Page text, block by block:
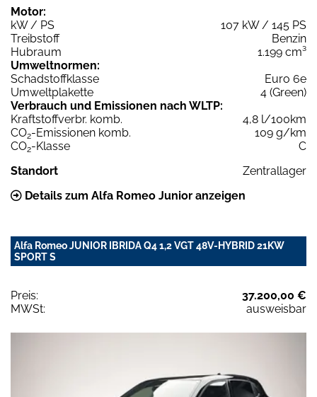
Motor:
kW / PS
107 kW / 145 PS
Treibstoff
Benzin
Hubraum
1.199 cm³
Umweltnormen:
Schadstoffklasse
Euro 6e
Umweltplakette
4 (Green)
Verbrauch und Emissionen nach WLTP:
Kraftstoffverbr. komb.
4,8 l/100km
CO2-Emissionen komb.
109 g/km
CO2-Klasse
C
Standort
Zentrallager
Details zum Alfa Romeo Junior anzeigen
Alfa Romeo JUNIOR IBRIDA Q4 1,2 VGT 48V-HYBRID 21KW
SPORT S
Preis:
37.200,00 €
MWSt:
ausweisbar